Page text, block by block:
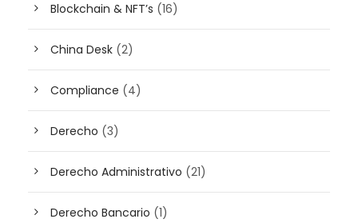
Blockchain & NFT’s (16)
China Desk (2)
Compliance (4)
Derecho (3)
Derecho Administrativo (21)
Derecho Bancario (1)